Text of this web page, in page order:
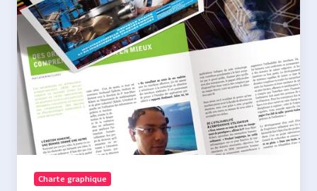
du
magazine
Poly
Charte graphique